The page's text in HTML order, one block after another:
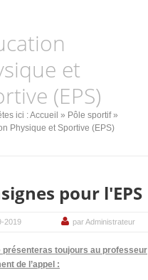
et
(EPS)
ici :Accueil » Pôle sportif»
Physique et Sportive (EPS)
pour l'EPS
2019 par Administrateur
présenteras toujours au professeur
de l’appel :